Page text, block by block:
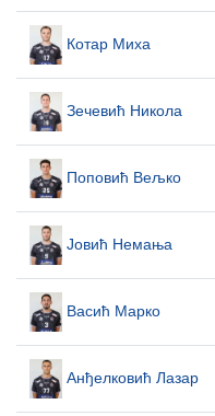
Котар Миха
Зечевић Никола
Поповић Вељко
Јовић Немања
Васић Марко
Анђелковић Лазар